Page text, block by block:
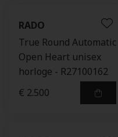
RADO
True Round Automatic
Open Heart unisex
horloge - R27100162
€ 2.500